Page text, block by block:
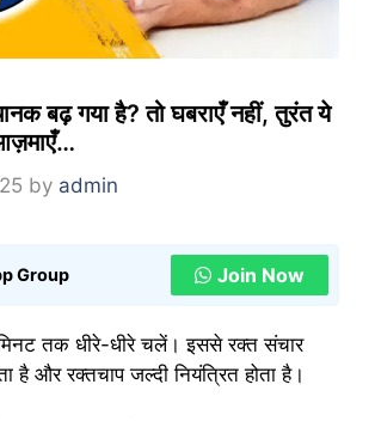
बढ़ गया है? तो घबराएँ नहीं, तुरंत ये
by admin
Group Join Now
तक धीरे-धीरे चलें। इससे रक्त संचार
है और रक्तचाप जल्दी नियंत्रित होता है।